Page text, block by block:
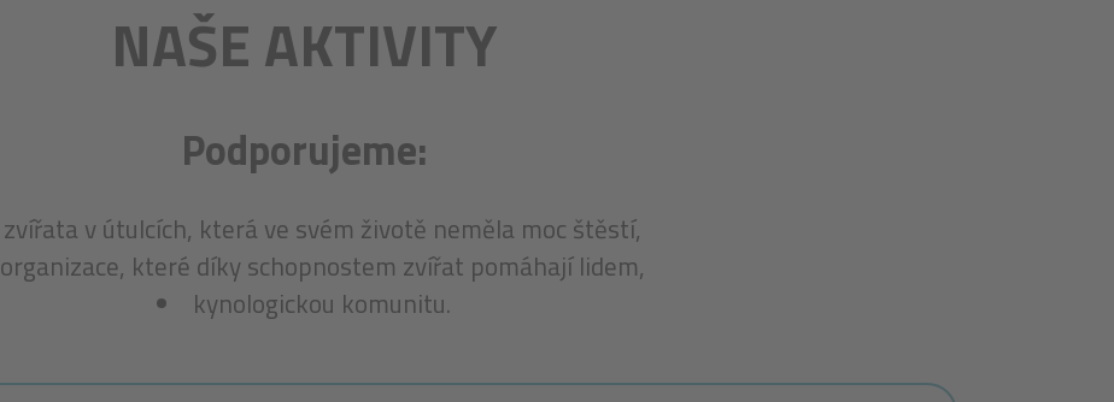
NAŠE AKTIVITY
Podporujeme:
zvířata v útulcích, která ve svém životě neměla moc štěstí,
organizace, které díky schopnostem zvířat pomáhají lidem,
kynologickou komunitu.